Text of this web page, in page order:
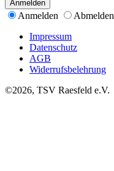
Anmelden
Anmelden
Abmelden
Impressum
Datenschutz
AGB
Widerrufsbelehrung
©2026, TSV Raesfeld e.V.